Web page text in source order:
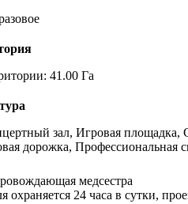
41.00 Га
зал, Игровая площадка,
дорожка,
медсестра
охраняется 24 часа в сутки,